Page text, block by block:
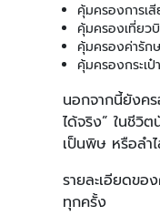
คุ้มครองการเ
คุ้มครองเที่ยว
คุ้มครองค่ารัก
คุ้มครองกระเ
นอกจากนี้ยังคร
ได้จริง” ในชีวิ
เป็นพิษ หรือลำ
รายละเอียดขอ
ทุกครั้ง